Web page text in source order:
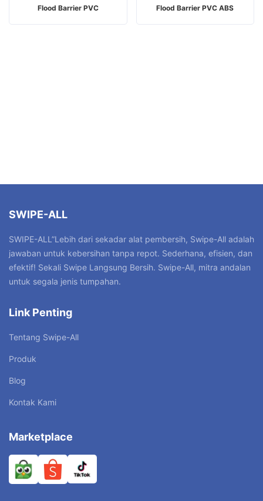
Flood Barrier PVC Flood Barrier PVC ABS
SWIPE-ALL
SWIPE-ALL”Lebih dari sekadar alat pembersih, Swipe-All adalah
jawaban untuk kebersihan tanpa repot. Sederhana, efisien, dan
efektif! Sekali Swipe Langsung Bersih. Swipe-All, mitra andalan
untuk segala jenis tumpahan.
Link Penting
Tentang Swipe-All
Produk
Blog
Kontak Kami
Marketplace